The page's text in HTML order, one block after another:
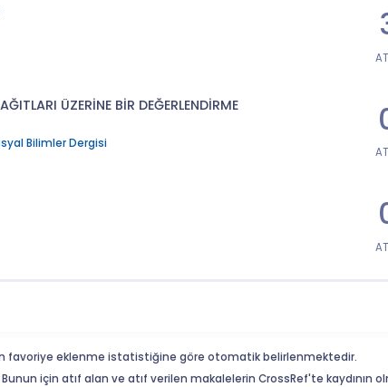
ÜZERİNE BİR DEĞERLENDİRME
Bilimler Dergisi
favoriye eklenme istatistiğine göre otomatik belirlenmektedir.
için atıf alan ve atıf verilen makalelerin CrossRef'te kaydının